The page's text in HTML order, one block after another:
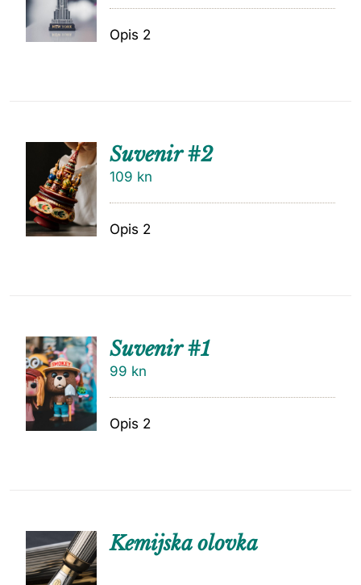
Opis 2
DODAJ
U
KOŠARI
CU
Suvenir #2
109 kn
Opis 2
DODAJ
U
KOŠARI
CU
Suvenir #1
99 kn
Opis 2
Kemijska olovka